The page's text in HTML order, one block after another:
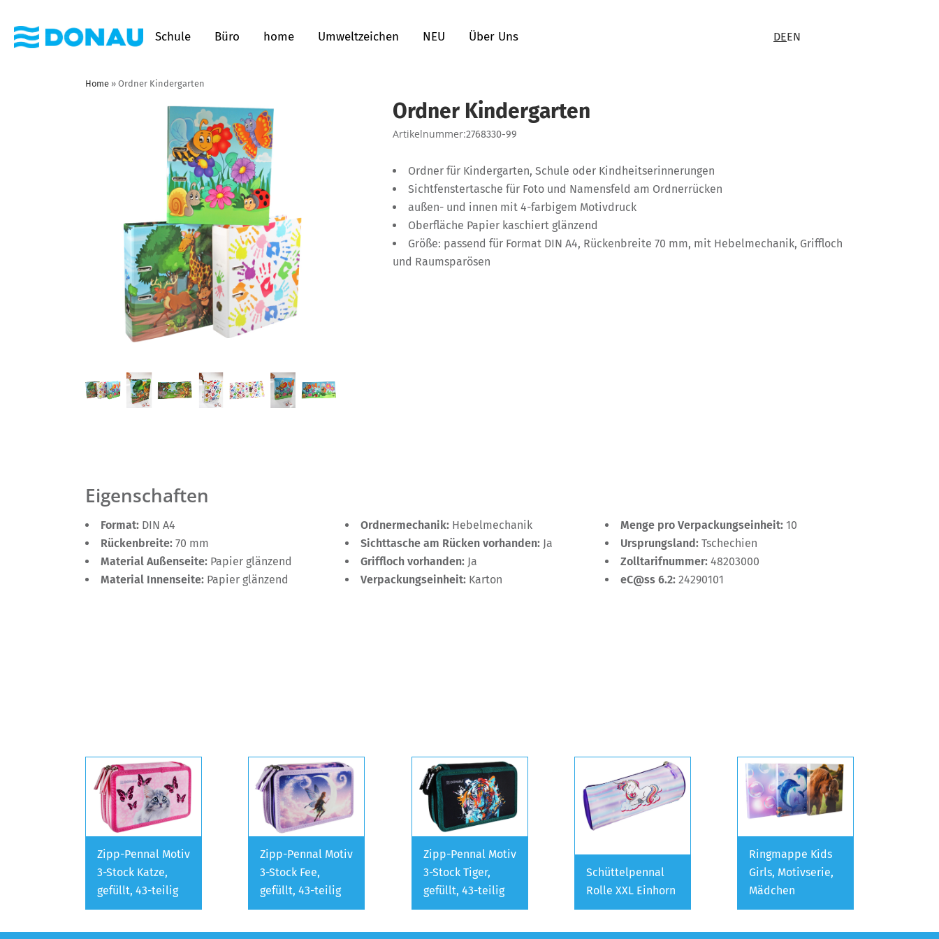
Schule Büro home Umweltzeichen NEU Über Uns DEEN
Home » Ordner Kindergarten
Ordner Kindergarten
Artikelnummer:2768330-99
Ordner für Kindergarten, Schule oder Kindheitserinnerungen
Sichtfenstertasche für Foto und Namensfeld am Ordnerrücken
außen- und innen mit 4-farbigem Motivdruck
Oberfläche Papier kaschiert glänzend
Größe: passend für Format DIN A4, Rückenbreite 70 mm, mit Hebelmechanik, Griffloch
und Raumsparösen
Eigenschaften
Format: DIN A4
Rückenbreite: 70 mm
Material Außenseite: Papier glänzend
Material Innenseite: Papier glänzend
Ordnermechanik: Hebelmechanik
Sichttasche am Rücken vorhanden: Ja
Griffloch vorhanden: Ja
Verpackungseinheit: Karton
Menge pro Verpackungseinheit: 10
Ursprungsland: Tschechien
Zolltarifnummer: 48203000
eC@ss 6.2: 24290101
Zipp-Pennal Motiv
3-Stock Katze,
gefüllt, 43-teilig
Zipp-Pennal Motiv
3-Stock Fee,
gefüllt, 43-teilig
Zipp-Pennal Motiv
3-Stock Tiger,
gefüllt, 43-teilig
Schüttelpennal
Rolle XXL Einhorn
Ringmappe Kids
Girls, Motivserie,
Mädchen